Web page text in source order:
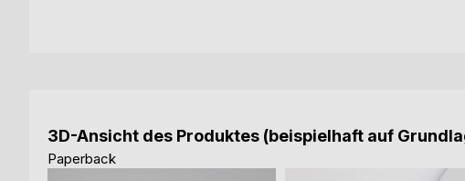
3D-Ansicht des Produktes (beispielhaft auf
Paperback